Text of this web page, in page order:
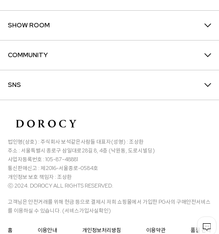
SHOW ROOM
COMMUNITY
SNS
법인명(상호) : 주식회사 보석같은사람들 대표자(성명) : 조상환
주소 : 서울특별시 종로구 삼일대로28길 8, 4층 (낙원동, 도로시빌딩)
사업자등록번호 : 105-87-48881
통신판매신고 : 제2016-서울종로-0584호
개인정보 보호 책임자 : 조상환
ⓒ 2024. DOROCY ALL RIGHTS RESERVED.
고객님은 안전거래를 위해 현금 등으로 결제시 저희 쇼핑몰에서 가입한 PG사의 구매안전서비스
를 이용하실 수 있습니다. (서비스가입사실확인)
홈 이용안내 개인정보처리방침 이용약관 품질 관리